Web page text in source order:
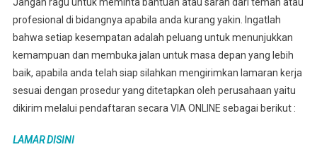
profesional di bidangnya apabila anda kurang yakin. Ingatlah
bahwa setiap kesempatan adalah peluang untuk menunjukkan
kemampuan dan membuka jalan untuk masa depan yang lebih
baik, apabila anda telah siap silahkan mengirimkan lamaran kerja
sesuai dengan prosedur yang ditetapkan oleh perusahaan yaitu
dikirim melalui pendaftaran secara VIA ONLINE sebagai berikut :
LAMAR DISINI